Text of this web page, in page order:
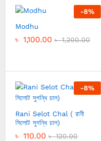
-8%
Modhu
৳ 1,100.00 ৳1,200.00
-8%
Rani Selot Chal ( রানী
সিলোট সুগন্ধি চাল)
৳ 110.00 ৳120.00